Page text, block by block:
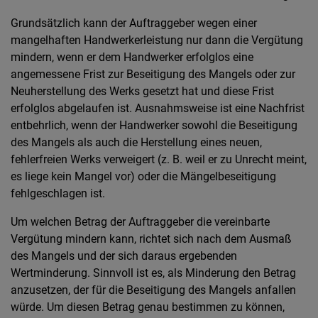
Grundsätzlich kann der Auftraggeber wegen einer
mangelhaften Handwerkerleistung nur dann die Vergütung
mindern, wenn er dem Handwerker erfolglos eine
angemessene Frist zur Beseitigung des Mangels oder zur
Neuherstellung des Werks gesetzt hat und diese Frist
erfolglos abgelaufen ist. Ausnahmsweise ist eine Nachfrist
entbehrlich, wenn der Handwerker sowohl die Beseitigung
des Mangels als auch die Herstellung eines neuen,
fehlerfreien Werks verweigert (z. B. weil er zu Unrecht meint,
es liege kein Mangel vor) oder die Mängelbeseitigung
fehlgeschlagen ist.
Um welchen Betrag der Auftraggeber die vereinbarte
Vergütung mindern kann, richtet sich nach dem Ausmaß
des Mangels und der sich daraus ergebenden
Wertminderung. Sinnvoll ist es, als Minderung den Betrag
anzusetzen, der für die Beseitigung des Mangels anfallen
würde. Um diesen Betrag genau bestimmen zu können,